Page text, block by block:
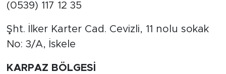
(0539) 117 12 35
Şht. İlker Karter Cad. Cevizli, 11 nolu sokak
No: 3/A, İskele
KARPAZ BÖLGESİ